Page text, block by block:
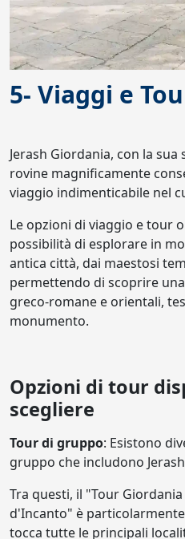
5- Viaggi e
Jerash Giordania, con la
rovine magnificamente
viaggio indimenticabile nel
Le opzioni di viaggio e tour
possibilità di esplorare in
antica città, dai maestosi
permettendo di scoprire
greco-romane e orientali,
monumento.
Opzioni di tour
scegliere
Tour di gruppo: Esistono
gruppo che includono
Tra questi, il "Tour
d'Incanto" è
tocca tutte le principali